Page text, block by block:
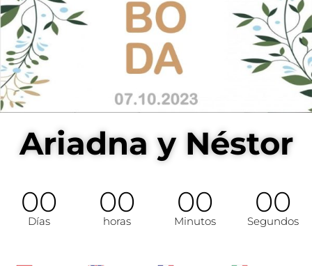
Ariadna y Néstor
00
Días
00
horas
00
Minutos
00
Segundos